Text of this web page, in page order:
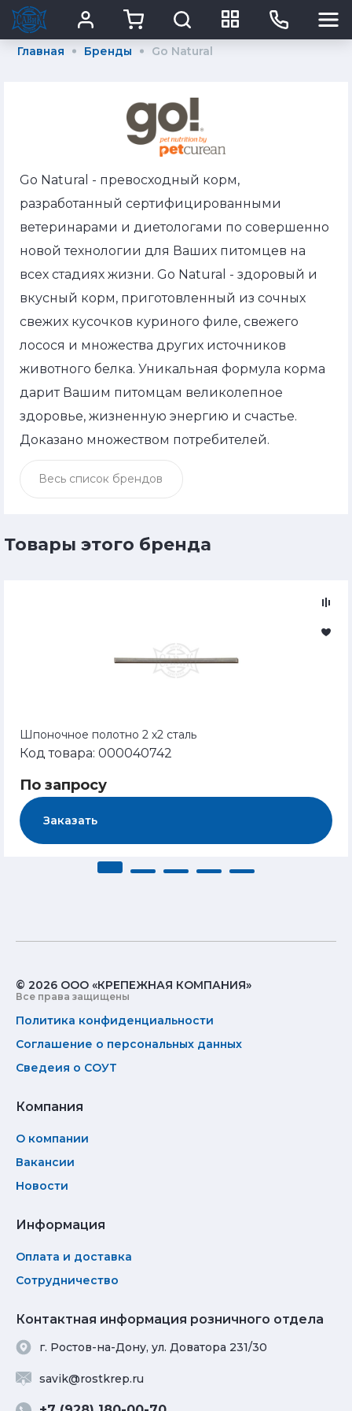
Главная Бренды Go Natural
Go Natural - превосходный корм,
разработанный сертифицированными
ветеринарами и диетологами по совершенно
новой технологии для Ваших питомцев на
всех стадиях жизни. Go Natural - здоровый и
вкусный корм, приготовленный из сочных
свежих кусочков куриного филе, свежего
лосося и множества других источников
животного белка. Уникальная формула корма
дарит Вашим питомцам великолепное
здоровье, жизненную энергию и счастье.
Доказано множеством потребителей.
Весь список брендов
Товары этого бренда
Шпоночное полотно 2 х2 сталь
Код товара: 000040742
По запросу
Заказать
© 2026 ООО «КРЕПЕЖНАЯ КОМПАНИЯ»
Все права защищены
Политика конфиденциальности
Соглашение о персональных данных
Сведеия о СОУТ
Компания
О компании
Вакансии
Новости
Информация
Оплата и доставка
Сотрудничество
Контактная информация розничного отдела
г. Ростов-на-Дону, ул. Доватора 231/30
savik@rostkrep.ru